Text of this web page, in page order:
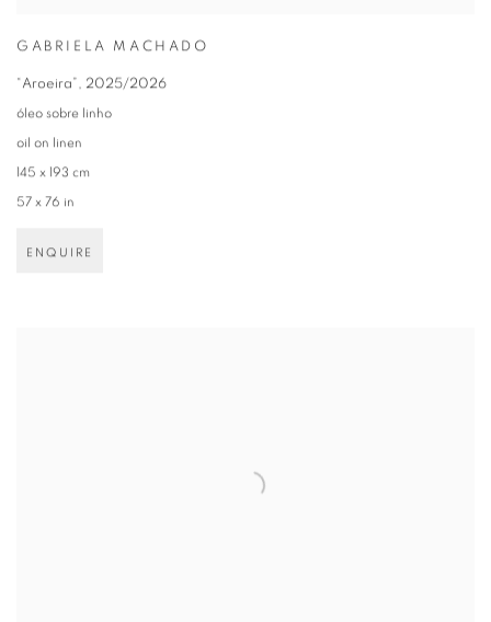
GABRIELA MACHADO
“Aroeira” , 2025/2026
óleo sobre linho
oil on linen
145 x 193 cm
57 x 76 in
ENQUIRE